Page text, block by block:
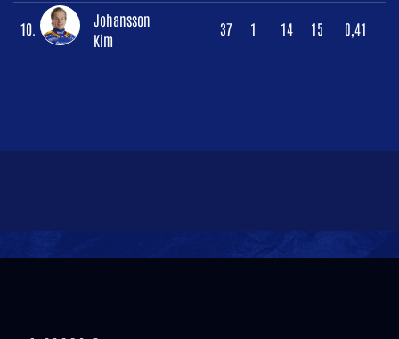
10.
Johansson
Kim
37 1 14 15 0,41